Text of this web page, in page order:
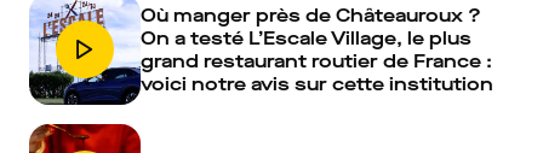
Où manger près de Châteauroux ?
On a testé L’Escale Village, le plus
grand restaurant routier de France :
voici notre avis sur cette institution